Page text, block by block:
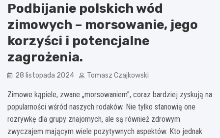
Podbijanie polskich wód
zimowych – morsowanie, jego
korzyści i potencjalne
zagrożenia.
28 listopada 2024 Tomasz Czajkowski
Zimowe kąpiele, zwane „morsowaniem”, coraz bardziej zyskują na
popularności wśród naszych rodaków. Nie tylko stanowią one
rozrywkę dla grupy znajomych, ale są również zdrowym
zwyczajem mającym wiele pozytywnych aspektów. Kto jednak